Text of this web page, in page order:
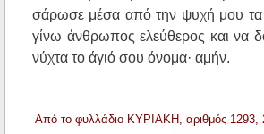
σάρωσε μέσα από την ψυχή μου τα
γίνω άνθρωπος ελεύθερος και να
νύχτα το άγιό σου όνομα· αμήν.
Από το φυλλάδιο ΚΥΡΙΑΚΗ, αριθμός 1293,